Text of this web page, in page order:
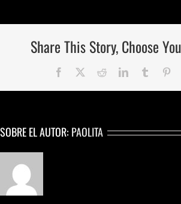
Share This Story, Choose
Facebook
TwitterRedditLinkedInTumblr
SOBRE EL AUTOR: PAOLITA